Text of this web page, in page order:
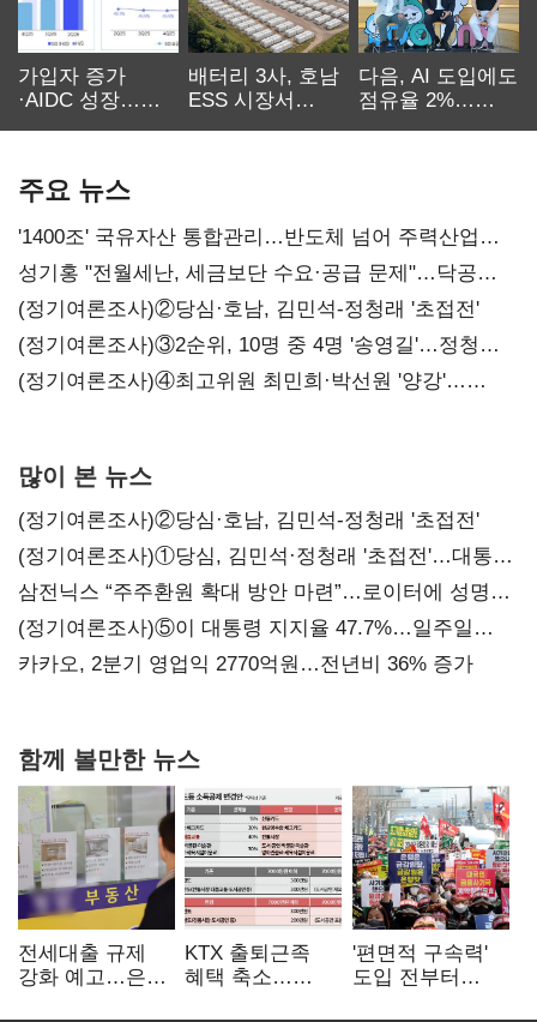
가입자 증가
·AIDC 성장…
배터리 3사, 호남
ESS 시장서
다음, AI 도입에도
점유율 2%…
주요 뉴스
'1400조' 국유자산 통합관리…반도체 넘어 주력산업
구조혁신
성기홍 "전월세난, 세금보단 수요·공급 문제"…닥공
시사
(정기여론조사)②당심·호남, 김민석-정청래 '초접전'
(정기여론조사)③2순위, 10명 중 4명 '송영길'…정청래
'한 자릿수'
(정기여론조사)④최고위원 최민희·박선원 '양강'…
많이 본 뉴스
(정기여론조사)②당심·호남, 김민석-정청래 '초접전'
(정기여론조사)①당심, 김민석·정청래 '초접전'…대통령
지지도 '50% 아래로'(종합)
삼전닉스 “주주환원 확대 방안 마련”…로이터에 성명
보내
(정기여론조사)⑤이 대통령 지지율 47.7%…일주일
만에 다시 40%대
카카오, 2분기 영업익 2770억원…전년비 36% 증가
함께 볼만한 뉴스
전세대출 규제
강화 예고…은행
KTX 출퇴근족
혜택 축소…
'편면적 구속력'
도입 전부터